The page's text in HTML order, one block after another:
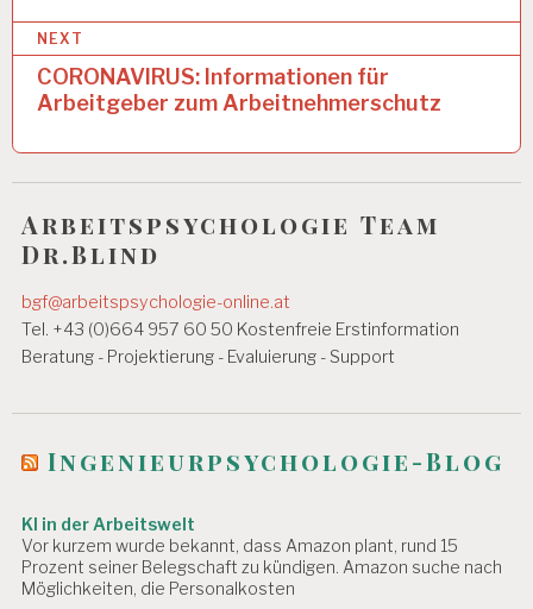
N
D
H
EI
T
A
EI
S
E
D
I
G
A
R
B
r
g
s
n
a
v
i
g
i
o
n
NEXT
CORONAVIRUS: Informationen für
Arbeitgeber zum Arbeitnehmerschutz
Arbeitspsychologie Team
Dr.Blind
bgf@arbeitspsychologie-online.at
Tel. +43 (0)664 957 60 50 Kostenfreie Erstinformation
Beratung - Projektierung - Evaluierung - Support
Ingenieurpsychologie-Blog
KI in der Arbeitswelt
Vor kurzem wurde bekannt, dass Amazon plant, rund 15
Prozent seiner Belegschaft zu kündigen. Amazon suche nach
Möglichkeiten, die Personalkosten